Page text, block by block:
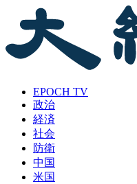
EPOCH TV
政治
経済
社会
防衛
中国
米国